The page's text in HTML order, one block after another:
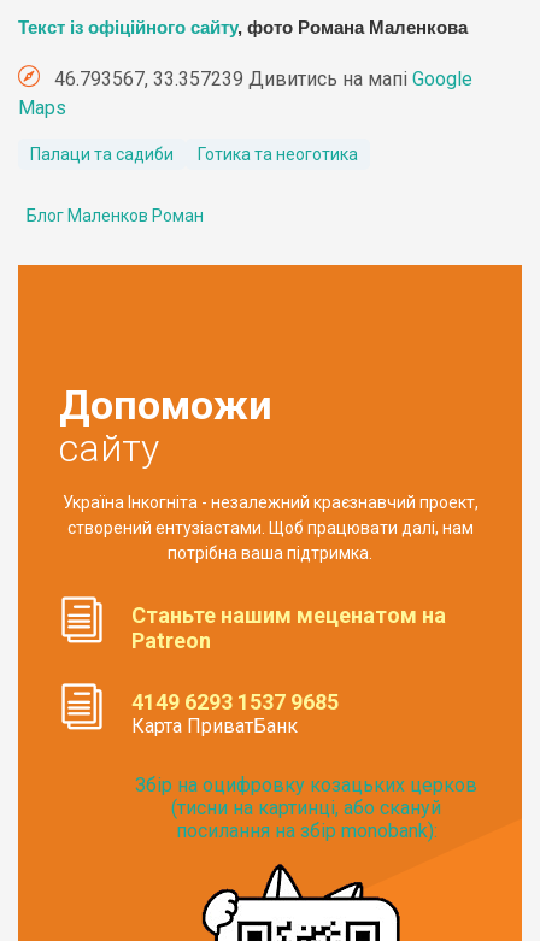
Текст із офіційного сайту, фото Романа Маленкова
46.793567, 33.357239 Дивитись на мапі Google
Maps
Палаци та садиби Готика та неоготика
Блог Маленков Роман
Допоможи
сайту
Україна Інкогніта - незалежний краєзнавчий проект,
створений ентузіастами. Щоб працювати далі, нам
потрібна ваша підтримка.
Станьте нашим меценатом на
Patreon
4149 6293 1537 9685
Карта ПриватБанк
Збір на оцифровку козацьких церков
(тисни на картинці, або скануй
посилання на збір monobank):